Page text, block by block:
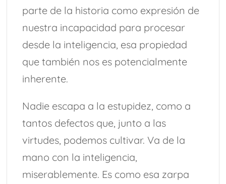
parte de la historia como expresión de
nuestra incapacidad para procesar
desde la inteligencia, esa propiedad
que también nos es potencialmente
inherente.
Nadie escapa a la estupidez, como a
tantos defectos que, junto a las
virtudes, podemos cultivar. Va de la
mano con la inteligencia,
miserablemente. Es como esa zarpa